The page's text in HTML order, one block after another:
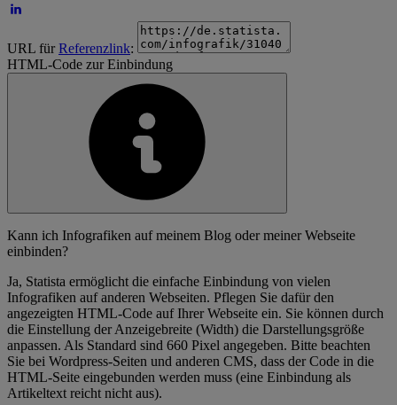
URL fürReferenzlink:
HTML-Code zur Einbindung
Kann ich Infografiken auf meinem Blog oder meiner Webseite
einbinden?
Ja, Statista ermöglicht die einfache Einbindung von vielen
Infografiken auf anderen Webseiten. Pflegen Sie dafür den
angezeigten HTML-Code auf Ihrer Webseite ein. Sie können durch
die Einstellung der Anzeigebreite (Width) die Darstellungsgröße
anpassen. Als Standard sind 660 Pixel angegeben. Bitte beachten
Sie bei Wordpress-Seiten und anderen CMS, dass der Code in die
HTML-Seite eingebunden werden muss (eine Einbindung als
Artikeltext reicht nicht aus).